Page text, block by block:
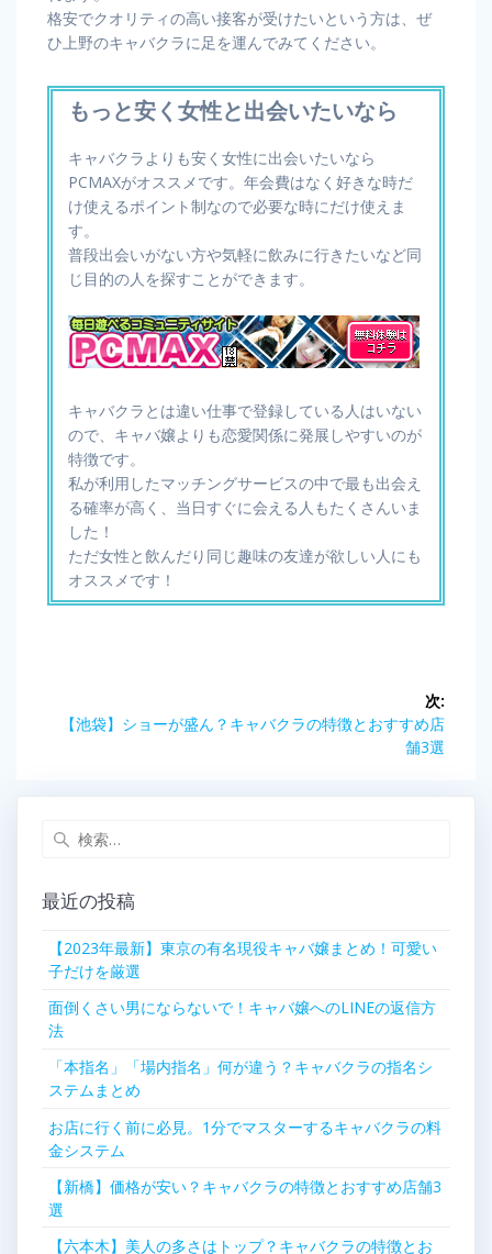
格安でクオリティの高い接客が受けたいという方は、ぜ
ひ上野のキャバクラに足を運んでみてください。
もっと安く女性と出会いたいなら
キャバクラよりも安く女性に出会いたいなら
PCMAXがオススメです。年会費はなく好きな時だ
け使えるポイント制なので必要な時にだけ使えま
す。
普段出会いがない方や気軽に飲みに行きたいなど同
じ目的の人を探すことができます。
キャバクラとは違い仕事で登録している人はいない
ので、キャバ嬢よりも恋愛関係に発展しやすいのが
特徴です。
私が利用したマッチングサービスの中で最も出会え
る確率が高く、当日すぐに会える人もたくさんいま
した！
ただ女性と飲んだり同じ趣味の友達が欲しい人にも
オススメです！
ビ
ー
シ
ョ
次:
次【池袋】ショーが盛ん？キャバクラの特徴とおすすめ店
舗3選
検
最近の投稿
【2023年最新】東京の有名現役キャバ嬢まとめ！可愛い
子だけを厳選
面倒くさい男にならないで！キャバ嬢へのLINEの返信方
法
「本指名」「場内指名」何が違う？キャバクラの指名シ
ステムまとめ
お店に行く前に必見。1分でマスターするキャバクラの料
金システム
【新橋】価格が安い？キャバクラの特徴とおすすめ店舗3
選
【六本木】美人の多さはトップ？キャバクラの特徴とお